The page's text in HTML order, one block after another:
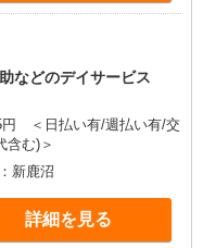
などのデイサービス
円 ＜日払い有/週払い有/交
含む)＞
新鹿沼
詳細を見る